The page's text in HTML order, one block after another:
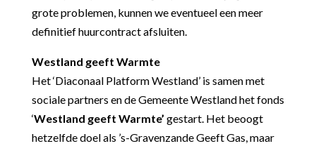
grote problemen, kunnen we eventueel een meer
definitief huurcontract afsluiten.
Westland geeft Warmte
Het ‘Diaconaal Platform Westland’ is samen met
sociale partners en de Gemeente Westland het fonds
‘Westland geeft Warmte’ gestart. Het beoogt
hetzelfde doel als ’s-Gravenzande Geeft Gas, maar